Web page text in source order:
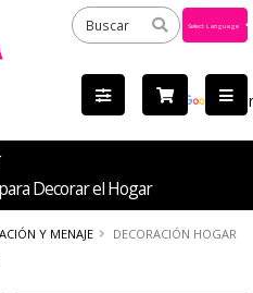
by
Decorar el Hogar
Y MENAJE DECORACIÓN HOGAR